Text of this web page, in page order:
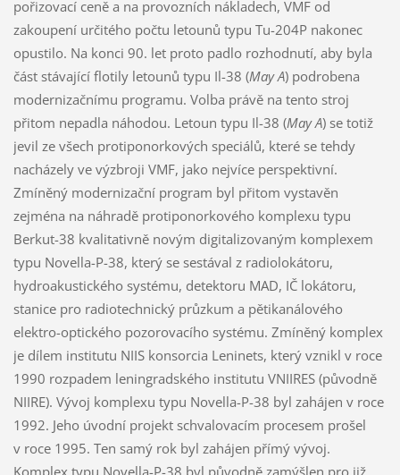
pořizovací ceně a na provozních nákladech, VMF od
zakoupení určitého počtu letounů typu Tu-204P nakonec
opustilo. Na konci 90. let proto padlo rozhodnutí, aby byla
část stávající flotily letounů typu Il-38 (May A) podrobena
modernizačnímu programu. Volba právě na tento stroj
přitom nepadla náhodou. Letoun typu Il-38 (May A) se totiž
jevil ze všech protiponorkových speciálů, které se tehdy
nacházely ve výzbroji VMF, jako nejvíce perspektivní.
Zmíněný modernizační program byl přitom vystavěn
zejména na náhradě protiponorkového komplexu typu
Berkut-38 kvalitativně novým digitalizovaným komplexem
typu Novella-P-38, který se sestával z radiolokátoru,
hydroakustického systému, detektoru MAD, IČ lokátoru,
stanice pro radiotechnický průzkum a pětikanálového
elektro-optického pozorovacího systému. Zmíněný komplex
je dílem institutu NIIS konsorcia Leninets, který vznikl v roce
1990 rozpadem leningradského institutu VNIIRES (původně
NIIRE). Vývoj komplexu typu Novella-P-38 byl zahájen v roce
1992. Jeho úvodní projekt schvalovacím procesem prošel
v roce 1995. Ten samý rok byl zahájen přímý vývoj.
Komplex typu Novella-P-38 byl původně zamýšlen pro již